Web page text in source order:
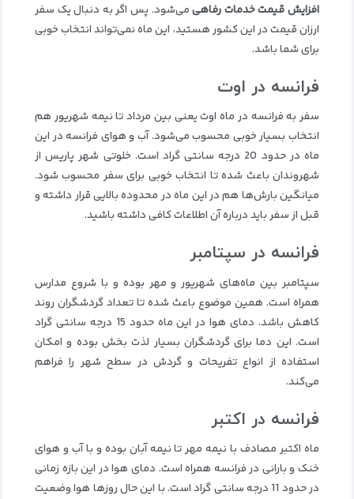
افزایش قیمت خدمات رفاهیمی‌شود. پس اگر به دنبال یک سفر
ارزان قیمت در این کشور هستید، این ماه نمی‌تواند انتخاب خوبی
برای شما باشد.
فرانسه در اوت
سفر به فرانسه در ماه اوت یعنی بین مرداد تا نیمه شهریور هم
انتخاب بسیار خوبی محسوب می‌شود. آب و هوای فرانسه در این
ماه در حدود 20 درجه سانتی گراد است. خلوتی شهر پاریس از
شهروندان باعث شده تا انتخاب خوبی برای سفر محسوب شود.
میانگین بارش‌ها هم در این ماه در محدوده بالایی قرار داشته و
قبل از سفر باید درباره آن اطلاعات کافی داشته باشید.
فرانسه در سپتامبر
سپتامبر بین ماه‌های شهریور و مهر بوده و با شروع مدارس
همراه است. همین موضوع باعث شده تا تعداد گردشگران روند
کاهش باشد. دمای هوا در این ماه حدود 15 درجه سانتی گراد
است. این دما برای گردشگران بسیار لذت‌ بخش بوده و امکان
استفاده از انواع تفریحات و گردش در سطح شهر را فراهم
می‌کند.
فرانسه در اکتبر
ماه اکتبر مصادف با نیمه مهر تا نیمه آبان بوده و با آب و هوای
خنک و بارانی در فرانسه همراه است. دمای هوا در این بازه زمانی
در حدود 11 درجه سانتی گراد است. با این حال روزها هوا وضعیت